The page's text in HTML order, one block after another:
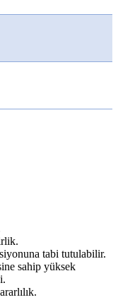
tabi tutulabilir.
sahip yüksek